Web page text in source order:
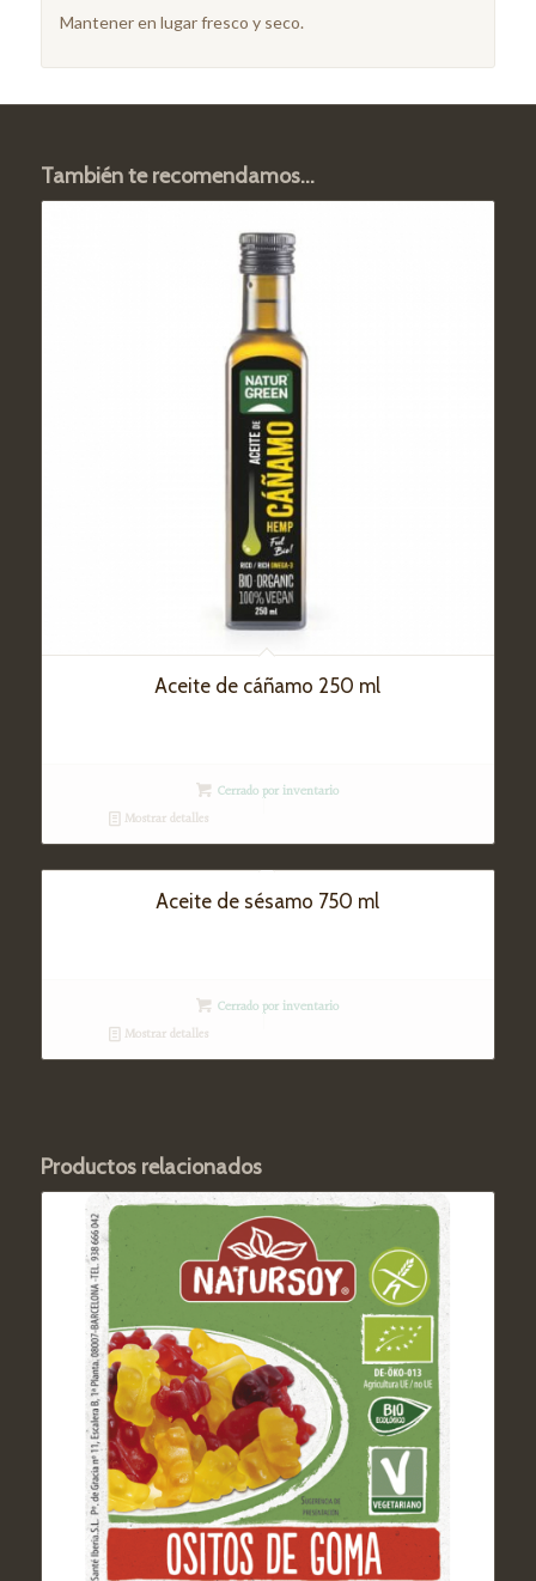
Mantener en lugar fresco y seco.
También te recomendamos…
Aceite de cáñamo 250 ml
Cerrado por inventario
Mostrar detalles
Aceite de sésamo 750 ml
Cerrado por inventario
Mostrar detalles
Productos relacionados